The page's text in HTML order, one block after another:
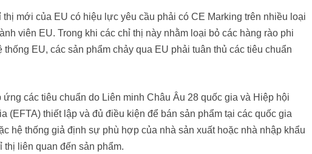
mới của EU có hiệu lực yêu cầu phải có CE Marking trên nhiều loại
viên EU. Trong khi các chỉ thị này nhằm loại bỏ các hàng rào phi
EU, các sản phẩm chảy qua EU phải tuân thủ các tiêu chuẩn
các tiêu chuẩn do Liên minh Châu Âu 28 quốc gia và Hiệp hội
(EFTA) thiết lập và đủ điều kiện để bán sản phẩm tại các quốc gia
hệ thống giả định sự phù hợp của nhà sản xuất hoặc nhà nhập khẩu
thị liên quan đến sản phẩm.